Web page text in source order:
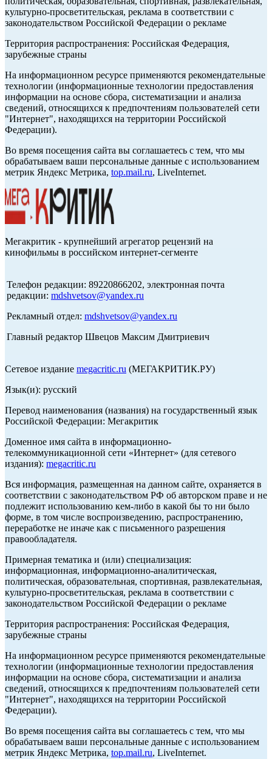
культурно-просветительская, реклама в соответствии с
законодательством Российской Федерации о рекламе
Территория распространения: Российская Федерация,
зарубежные страны
На информационном ресурсе применяются рекомендательные
технологии (информационные технологии предоставления
информации на основе сбора, систематизации и анализа
сведений, относящихся к предпочтениям пользователей сети
"Интернет", находящихся на территории Российской
Федерации).
Во время посещения сайта вы соглашаетесь с тем, что мы
обрабатываем ваши персональные данные с использованием
метрик Яндекс Метрика, top.mail.ru, LiveInternet.
Мегакритик - крупнейший агрегатор рецензий на
кинофильмы в российском интернет-сегменте
Телефон редакции: 89220866202, электронная почта
редакции: mdshvetsov@yandex.ru
Рекламный отдел: mdshvetsov@yandex.ru
Главный редактор Швецов Максим Дмитриевич
Сетевое издание megacritic.ru (МЕГАКРИТИК.РУ)
Язык(и): русский
Перевод наименования (названия) на государственный язык
Российской Федерации: Мегакритик
Доменное имя сайта в информационно-
телекоммуникационной сети «Интернет» (для сетевого
издания): megacritic.ru
Вся информация, размещенная на данном сайте, охраняется в
соответствии с законодательством РФ об авторском праве и не
подлежит использованию кем-либо в какой бы то ни было
форме, в том числе воспроизведению, распространению,
переработке не иначе как с письменного разрешения
правообладателя.
Примерная тематика и (или) специализация:
информационная, информационно-аналитическая,
политическая, образовательная, спортивная, развлекательная,
культурно-просветительская, реклама в соответствии с
законодательством Российской Федерации о рекламе
Территория распространения: Российская Федерация,
зарубежные страны
На информационном ресурсе применяются рекомендательные
технологии (информационные технологии предоставления
информации на основе сбора, систематизации и анализа
сведений, относящихся к предпочтениям пользователей сети
"Интернет", находящихся на территории Российской
Федерации).
Во время посещения сайта вы соглашаетесь с тем, что мы
обрабатываем ваши персональные данные с использованием
метрик Яндекс Метрика, top.mail.ru, LiveInternet.